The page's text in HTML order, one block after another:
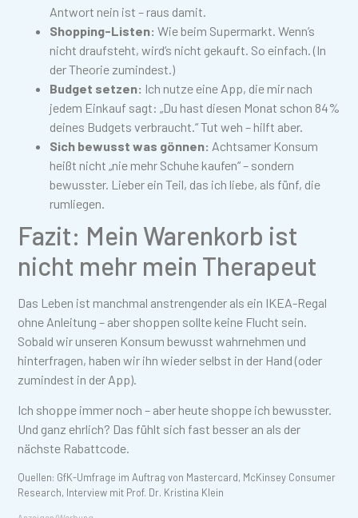
Antwort nein ist – raus damit.
Shopping-Listen: Wie beim Supermarkt. Wenn’s
nicht draufsteht, wird’s nicht gekauft. So einfach. (In
der Theorie zumindest.)
Budget setzen: Ich nutze eine App, die mir nach
jedem Einkauf sagt: „Du hast diesen Monat schon 84%
deines Budgets verbraucht.“ Tut weh – hilft aber.
Sich bewusst was gönnen: Achtsamer Konsum
heißt nicht „nie mehr Schuhe kaufen“ – sondern
bewusster. Lieber ein Teil, das ich liebe, als fünf, die
rumliegen.
Fazit: Mein Warenkorb ist
nicht mehr mein Therapeut
Das Leben ist manchmal anstrengender als ein IKEA-Regal
ohne Anleitung – aber shoppen sollte keine Flucht sein.
Sobald wir unseren Konsum bewusst wahrnehmen und
hinterfragen, haben wir ihn wieder selbst in der Hand (oder
zumindest in der App).
Ich shoppe immer noch – aber heute shoppe ich bewusster.
Und ganz ehrlich? Das fühlt sich fast besser an als der
nächste Rabattcode.
Quellen: GfK-Umfrage im Auftrag von Mastercard, McKinsey Consumer
Research, Interview mit Prof. Dr. Kristina Klein